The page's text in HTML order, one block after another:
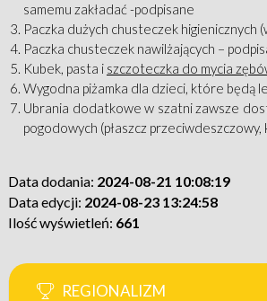
samemu zakładać -podpisane
Paczka dużych chusteczek higienicznych
Paczka chusteczek nawilżających –
Kubek, pasta i szczoteczka do mycia
Wygodna piżamka dla dzieci, które będą
Ubrania dodatkowe w szatni zawsze
pogodowych (płaszcz przeciwdeszczowy,
Data dodania: 2024-08-21 10:08:19
Data edycji: 2024-08-23 13:24:58
Ilość wyświetleń: 661
REGIONALIZM